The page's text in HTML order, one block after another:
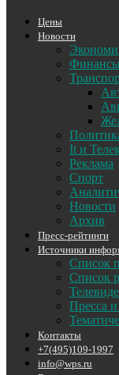
Цены
Новости
It и
Реклама
Спорт
Новости
Архив
Пресс-рейтинги
Источники
Список
Список
Пресса
Контакты
+7(495)109-1997
info@wps.ru